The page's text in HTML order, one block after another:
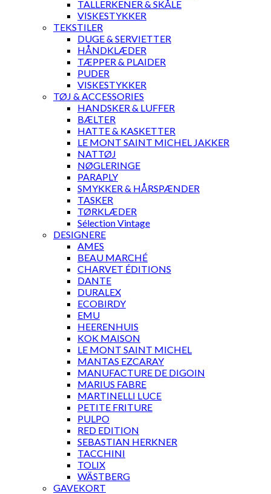
TALLERKENER & SKÅLE
VISKESTYKKER
TEKSTILER
DUGE & SERVIETTER
HÅNDKLÆDER
TÆPPER & PLAIDER
PUDER
VISKESTYKKER
TØJ & ACCESSORIES
HANDSKER & LUFFER
BÆLTER
HATTE & KASKETTER
LE MONT SAINT MICHEL JAKKER
NATTØJ
NØGLERINGE
PARAPLY
SMYKKER & HÅRSPÆNDER
TASKER
TØRKLÆDER
Sélection Vintage
DESIGNERE
AMES
BEAU MARCHÉ
CHARVET ÉDITIONS
DANTE
DURALEX
ECOBIRDY
EMU
HEERENHUIS
KOK MAISON
LE MONT SAINT MICHEL
MANTAS EZCARAY
MANUFACTURE DE DIGOIN
MARIUS FABRE
MARTINELLI LUCE
PETITE FRITURE
PULPO
RED EDITION
SEBASTIAN HERKNER
TACCHINI
TOLIX
WÄSTBERG
GAVEKORT